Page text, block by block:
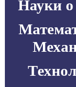
Науки о